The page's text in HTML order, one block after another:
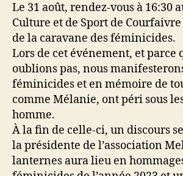
Le 31 août, rendez-vous à 16:30
Culture et de Sport de
de la caravane des féminicides.
Lors de cet événement, et parce
oublions pas, nous
féminicides et en mémoire de
comme Mélanie, ont péri sous
homme.
À la fin de celle-ci, un discours
la présidente de l’association
lanternes aura lieu en